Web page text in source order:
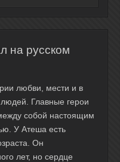
на русском
любви, мести и в
Главные герои
собой настоящим
У Атеша есть
Он
лет, но сердце